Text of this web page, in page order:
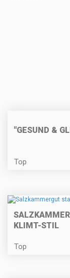
"GESUND &
Top
KLIMT-STIL
Top